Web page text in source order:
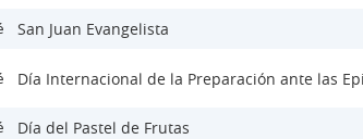
San Juan Evangelista
Día Internacional de la Preparación ante las
Día del Pastel de Frutas